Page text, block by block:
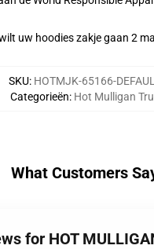
uw hoodies zakje gaan 2
SKU: HOTMJK-65166-
Categorieën: Hot Mulligan
What Customers
for HOT